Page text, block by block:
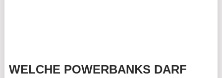
WELCHE POWERBANKS DARF